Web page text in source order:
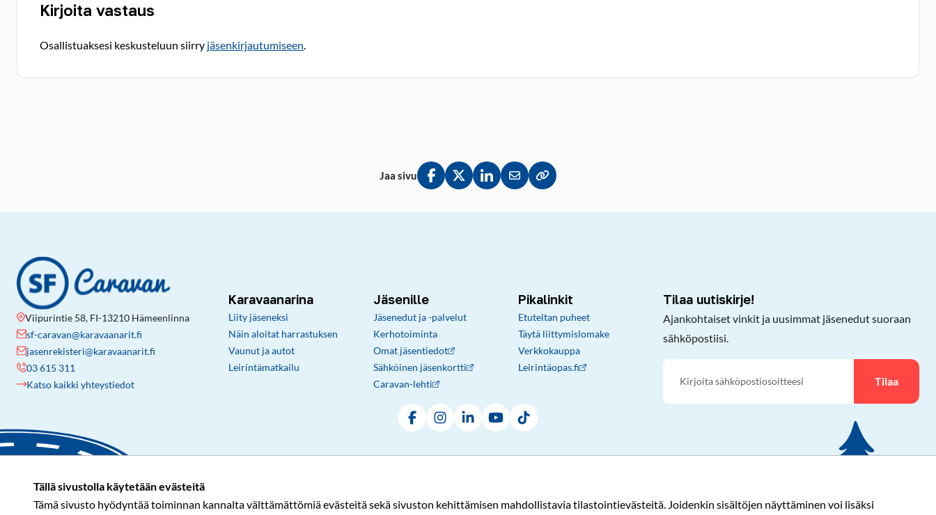
Tällä sivustolla käytetään evästeitä
Tämä sivusto hyödyntää toiminnan kannalta välttämättömiä evästeitä sekä sivuston kehittämisen mahdollistavia tilastointievästeitä. Joidenkin sisältöjen näyttäminen voi lisäksi
Kirjoita vastaus
Osallistuaksesi keskusteluun siirry jäsenkirjautumiseen.
Jaa sivu
Jaa Facebookissa
Jaa Twitterissä
Jaa LinkedInissä
Jaa sähköpostitse
Kopioi linkki leikepöydälle
Viipurintie 58, FI-13210 Hämeenlinna
sf-caravan@karavaanarit.fi
jasenrekisteri@karavaanarit.fi
03 615 311
Katso kaikki yhteystiedot
Karavaanarina
Liity jäseneksi
Näin aloitat harrastuksen
Vaunut ja autot
Leirintämatkailu
Jäsenille
Jäsenedut ja -palvelut
Kerhotoiminta
Omat jäsentiedot
Sähköinen jäsenkortti
Caravan-lehti
Pikalinkit
Etuteltan puheet
Täytä liittymislomake
Verkkokauppa
Leirintäopas.fi
Tilaa uutiskirje!
Ajankohtaiset vinkit ja uusimmat jäsenedut suoraan
sähköpostiisi.
Tilaa
FacebookInstagramLinkedInYouTubeTikTok
© Karavaanarit 2026